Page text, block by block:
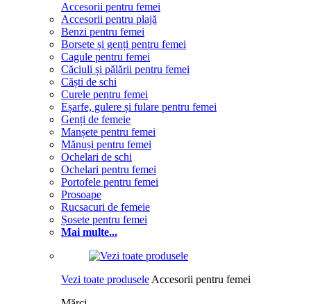
Accesorii pentru femei
Accesorii pentru plajă
Benzi pentru femei
Borsete și genți pentru femei
Cagule pentru femei
Căciuli și pălării pentru femei
Căști de schi
Curele pentru femei
Eșarfe, gulere și fulare pentru femei
Genți de femeie
Manșete pentru femei
Mănuși pentru femei
Ochelari de schi
Ochelari pentru femei
Portofele pentru femei
Prosoape
Rucsacuri de femeie
Șosete pentru femei
Mai multe...
Vezi toate produsele Accesorii pentru femei